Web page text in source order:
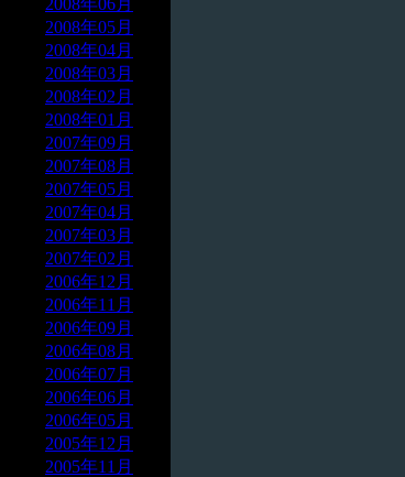
2008年06月
2008年05月
2008年04月
2008年03月
2008年02月
2008年01月
2007年09月
2007年08月
2007年05月
2007年04月
2007年03月
2007年02月
2006年12月
2006年11月
2006年09月
2006年08月
2006年07月
2006年06月
2006年05月
2005年12月
2005年11月